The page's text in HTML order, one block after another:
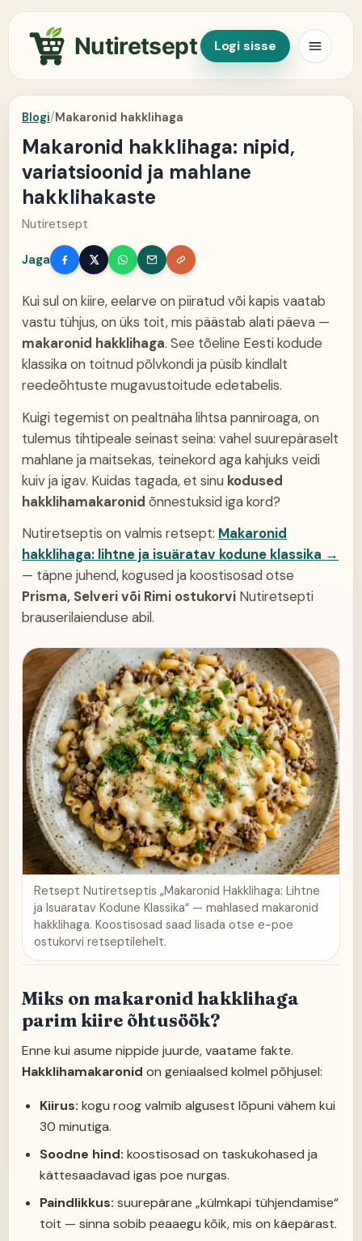
Nutiretsept Logi sisse
Blogi/Makaronid hakklihaga
Makaronid hakklihaga: nipid,
variatsioonid ja mahlane
hakklihakaste
Nutiretsept
Jaga
Kui sul on kiire, eelarve on piiratud või kapis vaatab
vastu tühjus, on üks toit, mis päästab alati päeva —
makaronid hakklihaga. See tõeline Eesti kodude
klassika on toitnud põlvkondi ja püsib kindlalt
reedeõhtuste mugavustoitude edetabelis.
Kuigi tegemist on pealtnäha lihtsa panniroaga, on
tulemus tihtipeale seinast seina: vahel suurepäraselt
mahlane ja maitsekas, teinekord aga kahjuks veidi
kuiv ja igav. Kuidas tagada, et sinu kodused
hakklihamakaronid õnnestuksid iga kord?
Nutiretseptis on valmis retsept: Makaronid
hakklihaga: lihtne ja isuäratav kodune klassika →
— täpne juhend, kogused ja koostisosad otse
Prisma, Selveri või Rimi ostukorvi Nutiretsepti
brauserilaienduse abil.
Retsept Nutiretseptis „Makaronid Hakklihaga: Lihtne
ja Isuäratav Kodune Klassika“ — mahlased makaronid
hakklihaga. Koostisosad saad lisada otse e-poe
ostukorvi retseptilehelt.
Miks on makaronid hakklihaga
parim kiire õhtusöök?
Enne kui asume nippide juurde, vaatame fakte.
Hakklihamakaronid on geniaalsed kolmel põhjusel:
Kiirus: kogu roog valmib algusest lõpuni vähem kui
30 minutiga.
Soodne hind: koostisosad on taskukohased ja
kättesaadavad igas poe nurgas.
Paindlikkus: suurepärane „külmkapi tühjendamise“
toit — sinna sobib peaaegu kõik, mis on käepärast.